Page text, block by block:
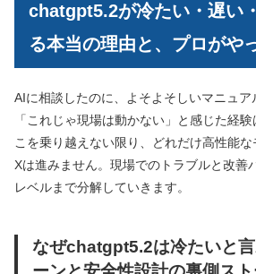
chatgpt5.2が冷たい・遅い
る本当の理由と、プロがや
AIに相談したのに、よそよそしいマニュア
「これじゃ現場は動かない」と感じた経
こを乗り越えない限り、どれだけ高性能
Xは進みません。現場でのトラブルと改善
レベルまで分解していきます。
なぜchatgpt5.2は冷たいと